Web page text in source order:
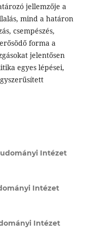
jellemzője a
mind a határon
csempészés,
forma a
jelentősen
egyes lépései,
Intézet
Intézet
Intézet